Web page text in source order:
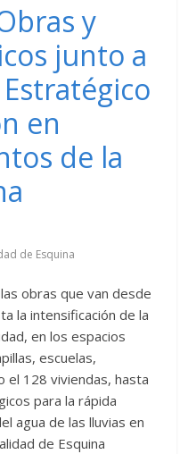
y
junto a
en
de la
de Esquina
obras que van desde
la intensificación de la
en los espacios
escuelas,
el 128 viviendas, hasta
para la rápida
agua de las lluvias en
de Esquina